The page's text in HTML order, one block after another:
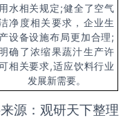
用水相关规定;健全了空气
净度相关要求，企业生
产设备设施布局更加合理;
明确了浓缩果蔬汁生产许
相关要求,适应饮料行业
发展新需要。
源：观研天下整理